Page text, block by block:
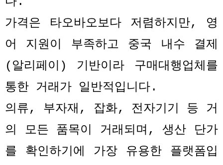
가격은 타오바오보다 저렴하지만, 영
어 지원이 부족하고 중국 내수 결제
(알리페이 ) 기반이라 구매대행업체를
통한 거래가 일반적입니다.
의류, 부자재 , 잡화, 전자기기 등 거
의 모든 품목이 거래되며 ,생산 단가
를 확인하기에 가장 유용한 플랫폼입